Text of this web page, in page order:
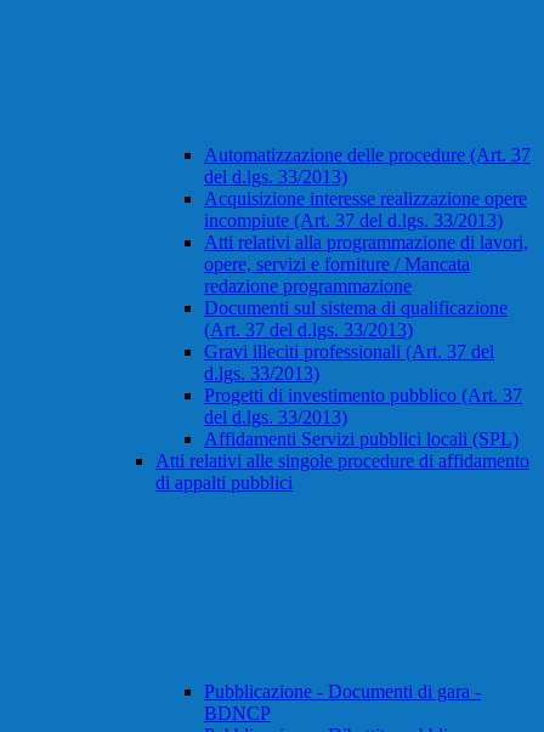
Automatizzazione delle procedure (Art. 37
del d.lgs. 33/2013)
Acquisizione interesse realizzazione opere
incompiute (Art. 37 del d.lgs. 33/2013)
Atti relativi alla programmazione di lavori,
opere, servizi e forniture / Mancata
redazione programmazione
Documenti sul sistema di qualificazione
(Art. 37 del d.lgs. 33/2013)
Gravi illeciti professionali (Art. 37 del
d.lgs. 33/2013)
Progetti di investimento pubblico (Art. 37
del d.lgs. 33/2013)
Affidamenti Servizi pubblici locali (SPL)
Atti relativi alle singole procedure di affidamento
di appalti pubblici
Pubblicazione - Documenti di gara -
BDNCP